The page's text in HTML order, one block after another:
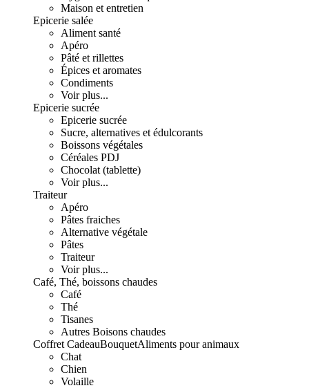
Maison et entretien
Epicerie salée
Aliment santé
Apéro
Pâté et rillettes
Épices et aromates
Condiments
Voir plus...
Epicerie sucrée
Epicerie sucrée
Sucre, alternatives et édulcorants
Boissons végétales
Céréales PDJ
Chocolat (tablette)
Voir plus...
Traiteur
Apéro
Pâtes fraiches
Alternative végétale
Pâtes
Traiteur
Voir plus...
Café, Thé, boissons chaudes
Café
Thé
Tisanes
Autres Boisons chaudes
Coffret CadeauBouquetAliments pour animaux
Chat
Chien
Volaille